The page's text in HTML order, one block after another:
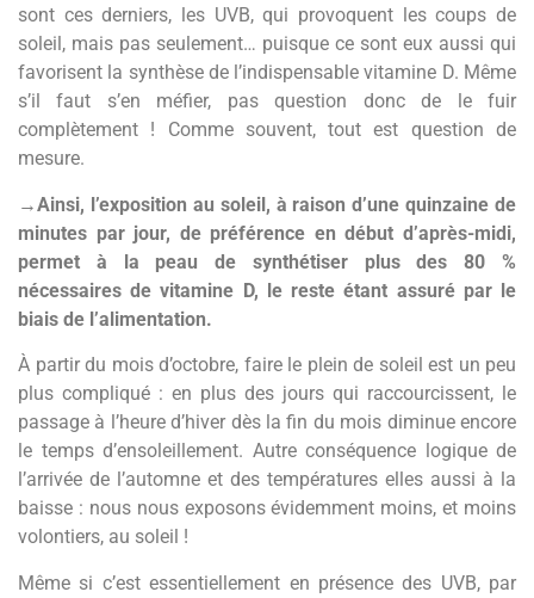
sont ces derniers, les UVB, qui provoquent les coups de
soleil, mais pas seulement… puisque ce sont eux aussi qui
favorisent la synthèse de l’indispensable vitamine D. Même
s’il faut s’en méfier, pas question donc de le fuir
complètement ! Comme souvent, tout est question de
mesure.
→Ainsi, l’exposition au soleil, à raison d’une quinzaine de
minutes par jour, de préférence en début d’après-midi,
permet à la peau de synthétiser plus des 80 %
nécessaires de vitamine D, le reste étant assuré par le
biais de l’alimentation.
À partir du mois d’octobre, faire le plein de soleil est un peu
plus compliqué : en plus des jours qui raccourcissent, le
passage à l’heure d’hiver dès la fin du mois diminue encore
le temps d’ensoleillement. Autre conséquence logique de
l’arrivée de l’automne et des températures elles aussi à la
baisse : nous nous exposons évidemment moins, et moins
volontiers, au soleil !
Même si c’est essentiellement en présence des UVB, par